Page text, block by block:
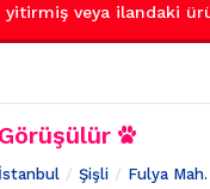
veya ilandaki
Görüşülür
İstanbul Şişli Fulya Mah.